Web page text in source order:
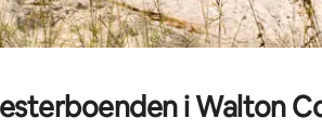
i Walton